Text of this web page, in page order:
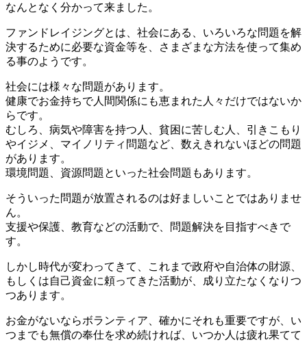
なんとなく分かって来ました。
ファンドレイジングとは、社会にある、いろいろな問題を解
決するために必要な資金等を、さまざまな方法を使って集め
る事のようです。
社会には様々な問題があります。
健康でお金持ちで人間関係にも恵まれた人々だけではないか
らです。
むしろ、病気や障害を持つ人、貧困に苦しむ人、引きこもり
やイジメ、マイノリティ問題など、数えきれないほどの問題
があります。
環境問題、資源問題といった社会問題もあります。
そういった問題が放置されるのは好ましいことではありませ
ん。
支援や保護、教育などの活動で、問題解決を目指すべきで
す。
しかし時代が変わってきて、これまで政府や自治体の財源、
もしくは自己資金に頼ってきた活動が、成り立たなくなりつ
つあります。
お金がないならボランティア、確かにそれも重要ですが、い
つまでも無償の奉仕を求め続ければ、いつか人は疲れ果てて